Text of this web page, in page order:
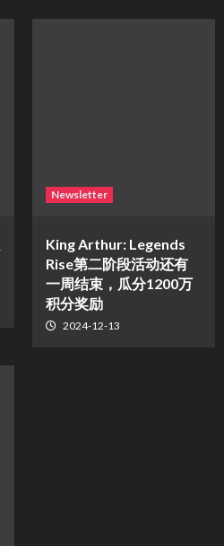
Newsletter
King Arthur: Legends
Rise第二阶段活动还有
一周结束，瓜分1200万
积分奖励
2024-12-13